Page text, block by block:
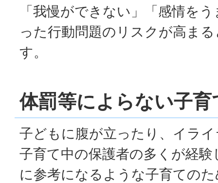
「我慢ができない」「感情を
った行動問題のリスクが高ま
す。
体罰等によらない子
子どもに腹が立ったり、イラ
子育て中の保護者の多くが経
に参考になるような子育ての